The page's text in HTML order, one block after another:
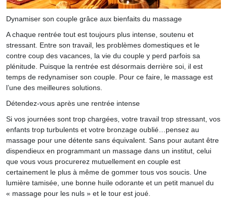
Dynamiser son couple grâce aux bienfaits du massage
A chaque rentrée tout est toujours plus intense, soutenu et
stressant. Entre son travail, les problèmes domestiques et le
contre coup des vacances, la vie du couple y perd parfois sa
plénitude. Puisque la rentrée est désormais derrière soi, il est
temps de redynamiser son couple. Pour ce faire, le massage est
l’une des meilleures solutions.
Détendez-vous après une rentrée intense
Si vos journées sont trop chargées, votre travail trop stressant, vos
enfants trop turbulents et votre bronzage oublié…pensez au
massage pour une détente sans équivalent. Sans pour autant être
dispendieux en programmant un massage dans un institut, celui
que vous vous procurerez mutuellement en couple est
certainement le plus à même de gommer tous vos soucis. Une
lumière tamisée, une bonne huile odorante et un petit manuel du
« massage pour les nuls » et le tour est joué.